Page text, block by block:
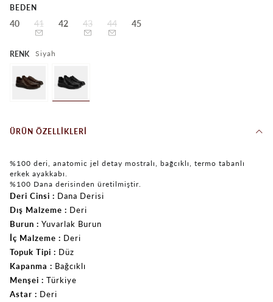
BEDEN
40 41 42 43 44 45
RENK Siyah
ÜRÜN ÖZELLIKLERI
%100 deri, anatomic jel detay mostralı, bağcıklı, termo tabanlı
erkek ayakkabı.
%100 Dana derisinden üretilmiştir.
Deri Cinsi
Dana Derisi
Dış Malzeme
Deri
Burun
Yuvarlak Burun
İç Malzeme
Deri
Topuk Tipi
Düz
Kapanma
Bağcıklı
Menşei
Türkiye
Astar
Deri